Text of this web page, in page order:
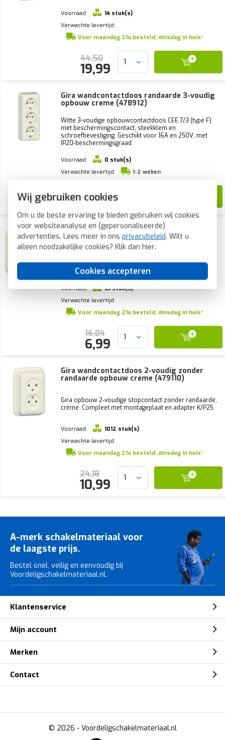
Wij gebruiken cookies
Om u de beste ervaring te bieden gebruiken wij cookies
voor websiteanalyse en (gepersonaliseerde)
advertenties. Lees meer in ons privacybeleid. Wilt u
alleen noodzakelijke cookies? Klik dan hier.
Cookies accepteren
Voorraad:
14 stuk(s)
Verwachte levertijd:
Voor maandag 21u besteld, dinsdag in huis*
44,50
19,99
Gira wandcontactdoos randaarde 3-voudig
opbouw creme (478912)
Witte 3-voudige opbouwcontactdoos CEE 7/3 (type F)
met beschermingscontact, steekklem en
schroefbevestiging. Geschikt voor 16A en 250V, met
IP20-beschermingsgraad.
Voorraad:
0 stuk(s)
Verwachte levertijd:
1-2 weken
44,50
19,99
Gira wandcontactdoos zonder randaarde
opbouw creme (447010)
Compleet met montageplaat en adapter K/P25.
Voorraad:
33 stuk(s)
Verwachte levertijd:
Voor maandag 21u besteld, dinsdag in huis*
16,04
6,99
Gira wandcontactdoos 2-voudig zonder
randaarde opbouw creme (479110)
Gira opbouw 2-voudige stopcontact zonder randaarde,
crème. Compleet met montageplaat en adapter K/P25.
Voorraad:
1012 stuk(s)
Verwachte levertijd:
Voor maandag 21u besteld, dinsdag in huis*
24,18
10,99
A-merk schakelmateriaal voor
de laagste prijs.
Bestel snel, veilig en eenvoudig bij
Voordeligschakelmateriaal.nl.
Klantenservice
Mijn account
Merken
Contact
© 2026 - Voordeligschakelmateriaal.nl